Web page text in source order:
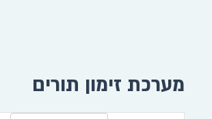
מערכת זימון תורים